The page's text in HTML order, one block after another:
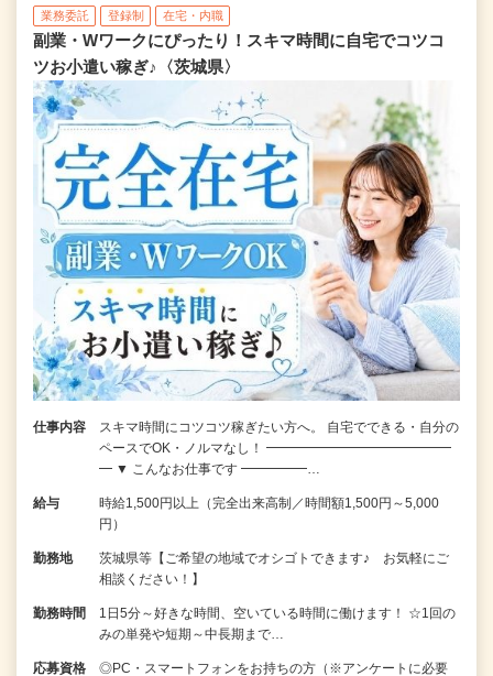
業務委託 登録制 在宅・内職
副業・Wワークにぴったり！スキマ時間に自宅でコツコ
ツお小遣い稼ぎ♪〈茨城県〉
仕事内容
スキマ時間にコツコツ稼ぎたい方へ。 自宅でできる・自分の
ペースでOK・ノルマなし！ ━━━━━━━━━━━━━━
━ ▼ こんなお仕事です ━━━━━…
給与
時給1,500円以上（完全出来高制／時間額1,500円～5,000
円）
勤務地
茨城県等【ご希望の地域でオシゴトできます♪ お気軽にご
相談ください！】
勤務時間
1日5分～好きな時間、空いている時間に働けます！ ☆1回の
みの単発や短期～中長期まで…
応募資格
◎PC・スマートフォンをお持ちの方（※アンケートに必要